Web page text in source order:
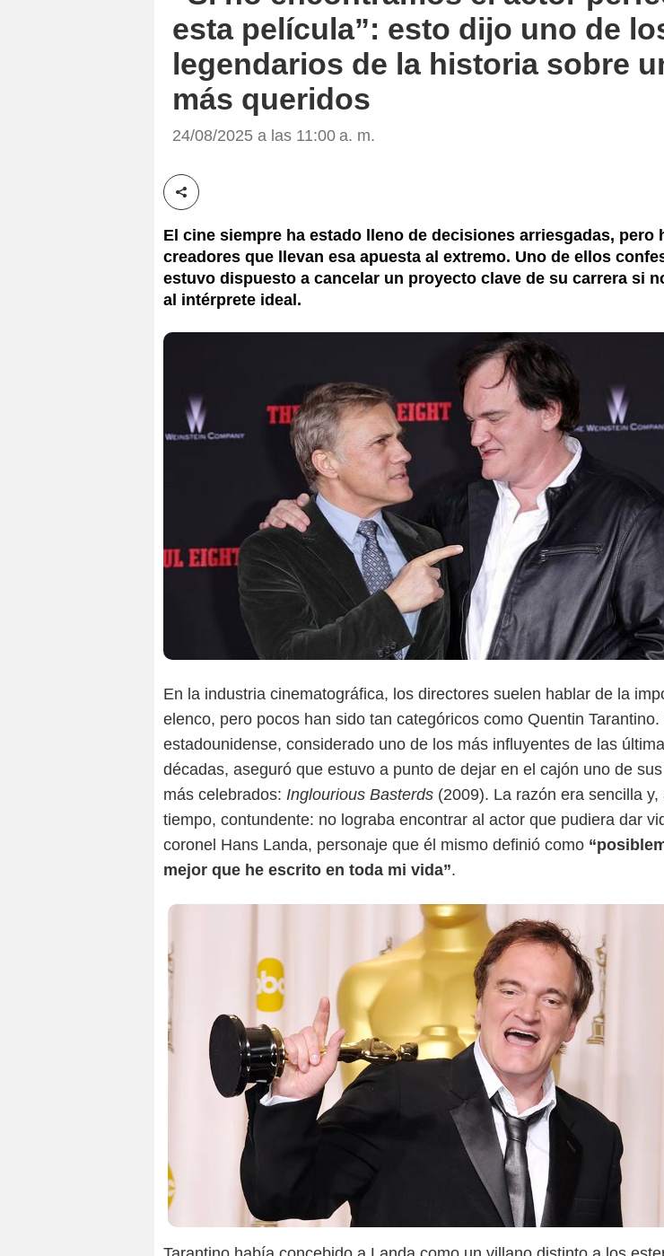
esta película”: esto dijo uno de
legendarios de la historia sobre
más queridos
24/08/2025 a las 11:00 a. m.
Compartir esta noticia
El cine siempre ha estado lleno de decisiones arriesgadas, pero
creadores que llevan esa apuesta al extremo. Uno de ellos
estuvo dispuesto a cancelar un proyecto clave de su carrera si
al intérprete ideal.
En la industria cinematográfica, los directores suelen hablar de la
elenco, pero pocos han sido tan categóricos como Quentin
estadounidense, considerado uno de los más influyentes de las
décadas, aseguró que estuvo a punto de dejar en el cajón uno de
más celebrados: Inglourious Basterds (2009). La razón era sencilla y,
tiempo, contundente: no lograba encontrar al actor que pudiera dar
coronel Hans Landa, personaje que él mismo definió como
mejor que he escrito en toda mi vida”.
ABC